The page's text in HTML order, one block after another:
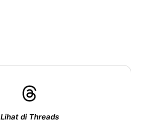
Lihat di Threads